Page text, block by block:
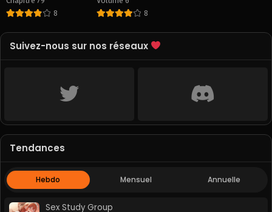
8 8
Suivez-nous sur nos réseaux
Tendances
Hebdo Mensuel Annuelle
Sex Study Group